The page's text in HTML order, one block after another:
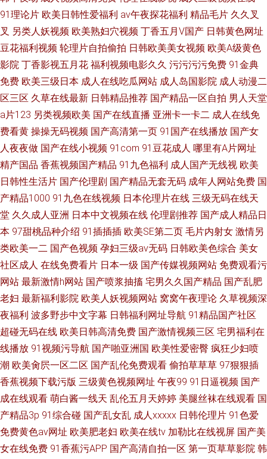
91理论片 欧美日韩性爱福利 av午夜探花福利 精品毛片 久久叉
叉 另类人妖视频 欧美熟妇穴视频 丁香五月V国产 日韩黄色网址
豆花福利视频 轮理片自拍偷拍 日韩欧美美女视频 欧美A级黄色
影院 丁香影视五月花 福利视频电影久久 污污污污免费 91金典
免费 欧美三级日本 成人在线吃瓜网站 成人岛国影院 成人动漫二
区三区 久草在线最新 日韩精品推荐 国产精品一区自拍 男人天堂
a片123 另类视频欧美 国产在线直播 亚洲卡一卡二 成人在线免
费看黄 操操无码视频 国产高清第一页 91国产在线播放 国产女
人夜夜做 国产在线小视频 91com 91豆花成人 哪里有A片网址
精产国品 香蕉视频国产精品 91九色福利 成人国产无线视 欧美
日韩性生活片 国产伦理剧 国产精品无套无码 成年人网站免费 国
产精品1000 91九色在线视频 日本伦理片在线 三级无码在线天
堂 久久成人亚洲 日本中文视频在线 伦理剧推荐 国产成人精品日
本 97甜桃品种介绍 91插插插 欧美SE第二页 毛片内射女 激情另
类欧美一二 国产色视频 孕妇三级av无码 日韩欧美色综合 美女
社区成人 在线免费看片 日本一级 国产传媒视频网站 免费观看污
网站 最新激情h网站 国产喷浆抽搐 宅男久久国产精品 国产乱肥
老妇 最新福利影院 欧美人妖视频网站 窝窝午夜理论 久草视频深
夜福利 波多野步中文字幕 日韩福利网址导航 91精品国产社区
超碰无码在线 欧美日韩高清免费 国产激情视频三区 宅男福利在
线播放 91视频污导航 国产啪亚洲国 欧美性爱密臀 疯狂少妇喷
潮 欧美肏屄一区二区 国产乱伦免费观看 偷拍草草草 97狠狠插
香蕉视频下载污版 三级黄色视频网址 午夜99 91日逼视频 国产
成在线观看 萌白酱一线天 乱伦五月天婷婷 美腿丝袜在线观看 国
产精品3p 91综合碰 国产乱女乱 成人xxxxx 日韩伦理片 91色爱
免费黄色av网址 欧美肥老妇 欧美在线tv 加勒比在线视屏 国产美
女在线免费 91香蕉污APP 国产高清自拍一区 第一页草草影院 韩